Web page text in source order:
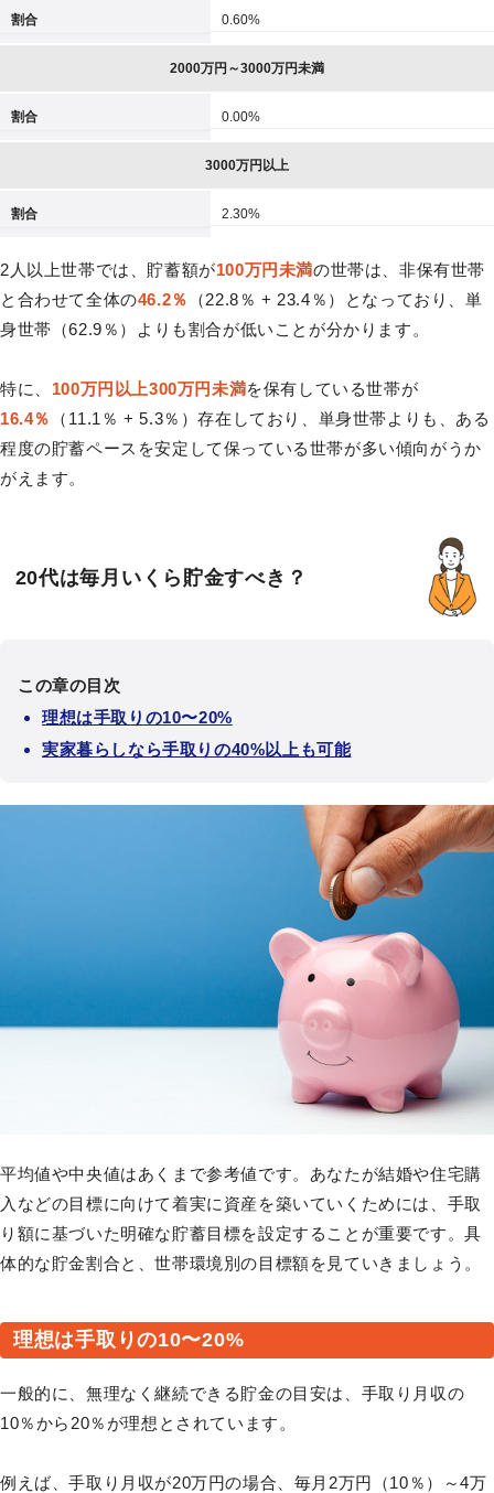
割合 0.60%
2000万円～3000万円未満
割合 0.00%
3000万円以上
割合 2.30%
2人以上世帯では、貯蓄額が100万円未満の世帯は、非保有世帯
と合わせて全体の46.2％
（22.8％ + 23.4％）となっており、単
身世帯（62.9％）よりも割合が低いことが分かります。
特に、 100万円以上300万円未満を保有している世帯が
16.4％
（11.1％ + 5.3％）存在しており、単身世帯よりも、ある
程度の貯蓄ペースを安定して保っている世帯が多い傾向がうか
がえます。
20代は毎月いくら貯金すべき？
この章の目次
理想は手取りの10〜20%
実家暮らしなら手取りの40%以上も可能
平均値や中央値はあくまで参考値です。あなたが結婚や住宅購
入などの目標に向けて着実に資産を築いていくためには、手取
り額に基づいた明確な貯蓄目標を設定することが重要です。具
体的な貯金割合と、世帯環境別の目標額を見ていきましょう。
理想は手取りの10〜20%
一般的に、無理なく継続できる貯金の目安は、手取り月収の
10％から20％が理想とされています。
例えば、手取り月収が20万円の場合、毎月2万円（10％）～4万